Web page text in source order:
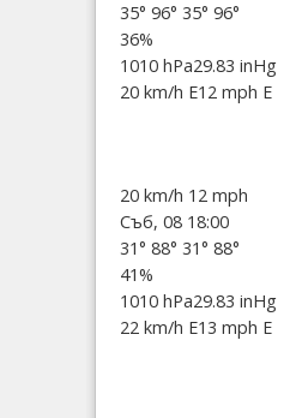
35° 96° 35° 96°
36%
1010 hPa29.83 inHg
20 km/h E12 mph E
20 km/h 12 mph
Съб, 08 18:00
31° 88° 31° 88°
41%
1010 hPa29.83 inHg
22 km/h E13 mph E